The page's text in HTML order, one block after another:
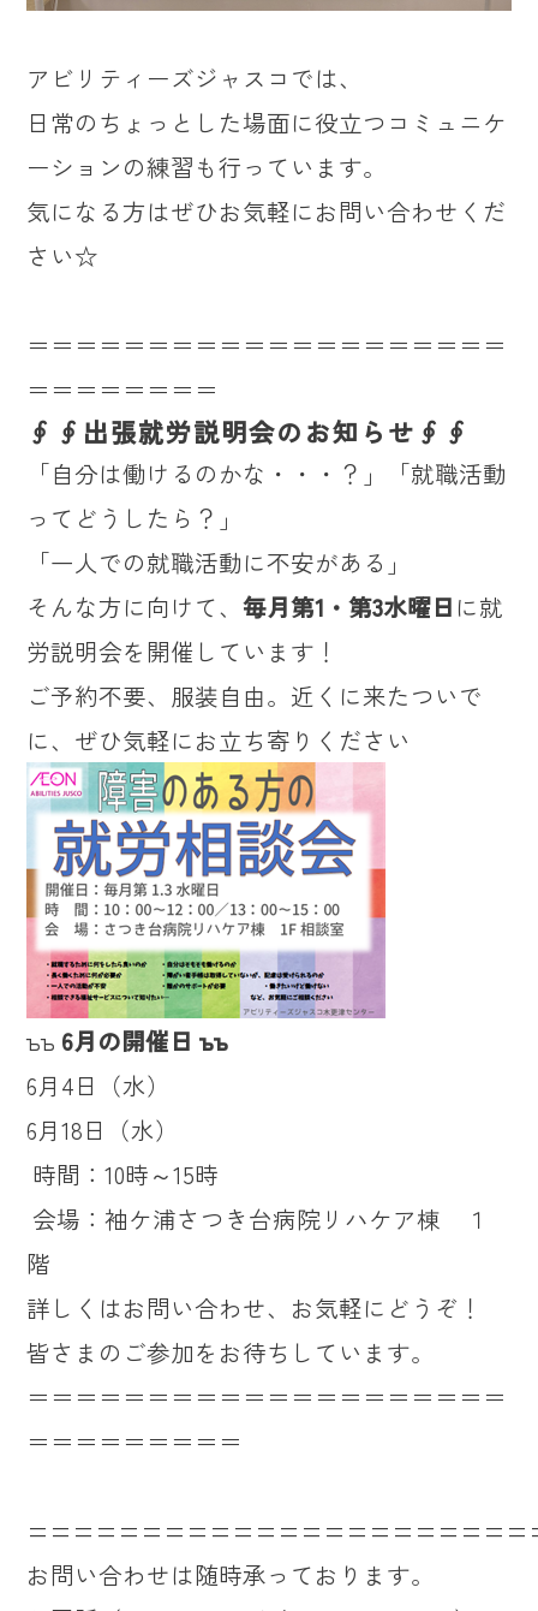
アビリティーズジャスコでは、
日常のちょっとした場面に役立つコミュニケ
ーションの練習も行っています。
気になる方はぜひお気軽にお問い合わせくだ
さい☆
＝＝＝＝＝＝＝＝＝＝＝＝＝＝＝＝＝＝＝＝
＝＝＝＝＝＝＝＝
∮∮出張就労説明会のお知らせ∮∮
「自分は働けるのかな・・・？」「就職活動
ってどうしたら？」
「一人での就職活動に不安がある」
そんな方に向けて、毎月第1・第3水曜日 に就
労説明会を開催しています！
ご予約不要、服装自由。近くに来たついで
に、ぜひ気軽にお立ち寄りください
ъъ 6月の開催日 ъъ
6月4日（水）
6月18日（水）
時間：10時～15時
会場：袖ケ浦さつき台病院リハケア棟 １
階
詳しくはお問い合わせ、お気軽にどうぞ！
皆さまのご参加をお待ちしています。
＝＝＝＝＝＝＝＝＝＝＝＝＝＝＝＝＝＝＝＝
＝＝＝＝＝＝＝＝＝
お問い合わせは随時承っております。